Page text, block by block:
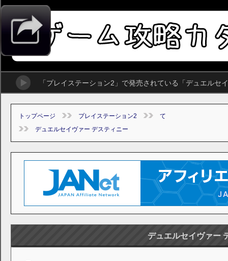
「プレイステーション2」で発売されている「デュエル
トップページ プレイステーション2
て
デュエルセイヴァー デスティニー
デュエルセイヴァー